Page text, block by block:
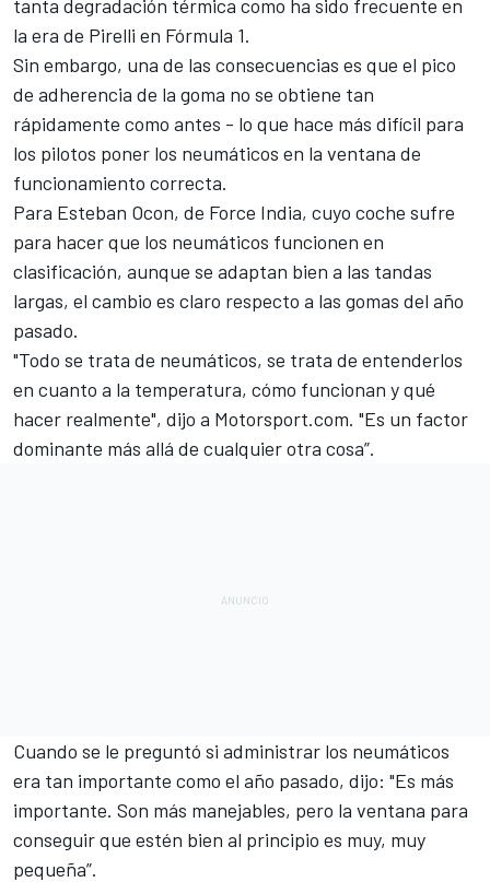
tanta degradación térmica como ha sido frecuente en
la era de Pirelli en Fórmula 1.
Sin embargo, una de las consecuencias es que el pico
de adherencia de la goma no se obtiene tan
rápidamente como antes - lo que hace más difícil para
los pilotos poner los neumáticos en la ventana de
funcionamiento correcta.
Para Esteban Ocon, de Force India, cuyo coche sufre
para hacer que los neumáticos funcionen en
clasificación, aunque se adaptan bien a las tandas
largas, el cambio es claro respecto a las gomas del año
pasado.
"Todo se trata de neumáticos, se trata de entenderlos
en cuanto a la temperatura, cómo funcionan y qué
hacer realmente", dijo a Motorsport.com. "Es un factor
dominante más allá de cualquier otra cosa”.
Cuando se le preguntó si administrar los neumáticos
era tan importante como el año pasado, dijo: "Es más
importante. Son más manejables, pero la ventana para
conseguir que estén bien al principio es muy, muy
pequeña”.